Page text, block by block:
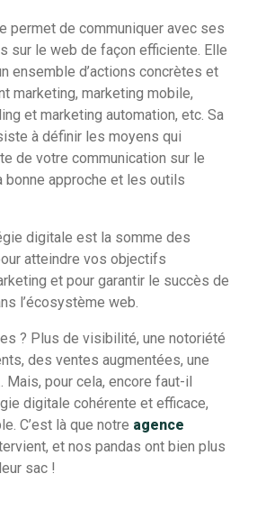
permet de communiquer avec ses
sur le web de façon efficiente. Elle
ensemble d’actions concrètes et
marketing, marketing mobile,
et marketing automation, etc. Sa
à définir les moyens qui
de votre communication sur le
bonne approche et les outils
digitale est la somme des
atteindre vos objectifs
et pour garantir le succès de
l’écosystème web.
? Plus de visibilité, une notoriété
des ventes augmentées, une
pour cela, encore faut-il
digitale cohérente et efficace,
C’est là que notre agence
et nos pandas ont bien plus
sac !